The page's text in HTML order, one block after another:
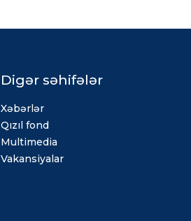
Digər səhifələr
Xəbərlər
Qızıl fond
Multimedia
Vakansiyalar